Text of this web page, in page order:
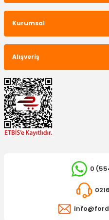
Kurumsal
Alışveriş
0